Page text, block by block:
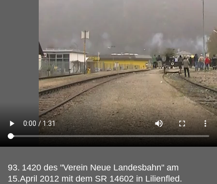
93. 1420 des "Verein Neue Landesbahn" am
15.April 2012 mit dem SR 14602 in Lilienfled.